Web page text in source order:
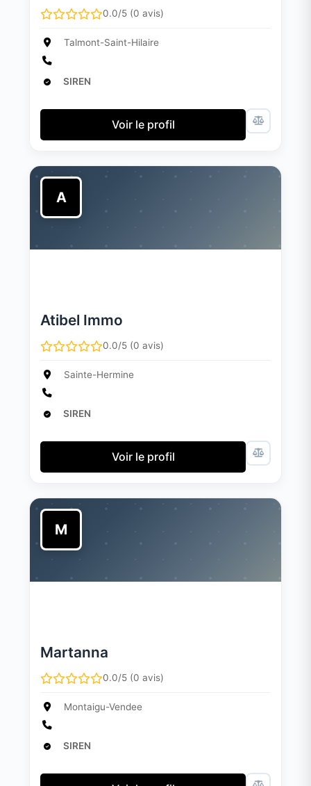
0.0/5 (0 avis)
Talmont-Saint-Hilaire
SIREN
Voir le profil
A
Atibel Immo
0.0/5 (0 avis)
Sainte-Hermine
SIREN
Voir le profil
M
Martanna
0.0/5 (0 avis)
Montaigu-Vendee
SIREN